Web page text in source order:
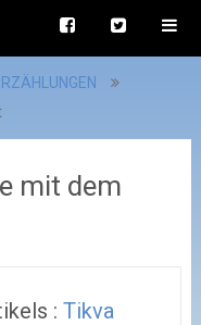
mit dem
:Tikva